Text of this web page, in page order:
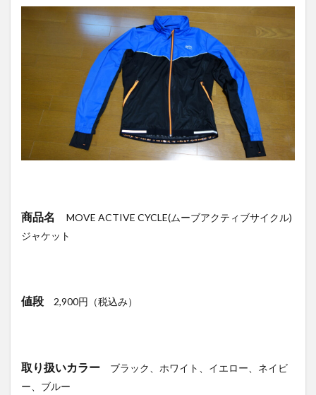
商品名
MOVE ACTIVE CYCLE(ムーブアクティブサイクル)
ジャケット
値段 2,900円（税込み）
取り扱いカラー ブラック、ホワイト、イエロー、ネイビ
ー、ブルー